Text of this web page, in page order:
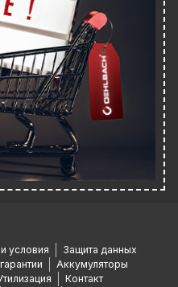
условия
Защита данных
Аккумуляторы
Контакт